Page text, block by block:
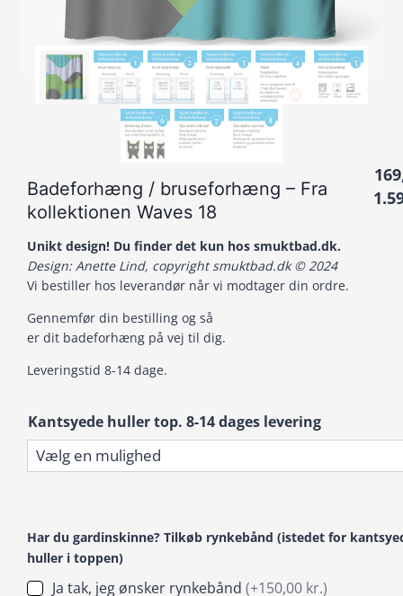
Badeforhæng / bruseforhæng – Fra
kollektionen Waves 18
Unikt design! Du finder det kun hos smuktbad.dk.
Design: Anette Lind, copyright smuktbad.dk © 2024
Vi bestiller hos leverandør når vi modtager din ordre.
Gennemfør din bestilling og så
er dit badeforhæng på vej til dig.
Leveringstid 8-14 dage.
Kantsyede huller top. 8-14 dages levering
Har du gardinskinne? Tilkøb rynkebånd (istedet for
huller i toppen)
Ja tak, jeg ønsker rynkebånd (+150,00 kr.)